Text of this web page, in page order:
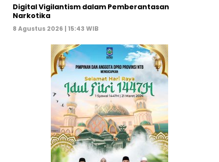
Digital Vigilantism dalam Pemberantasan
Narkotika
8 Agustus 2026 | 15:43 WIB